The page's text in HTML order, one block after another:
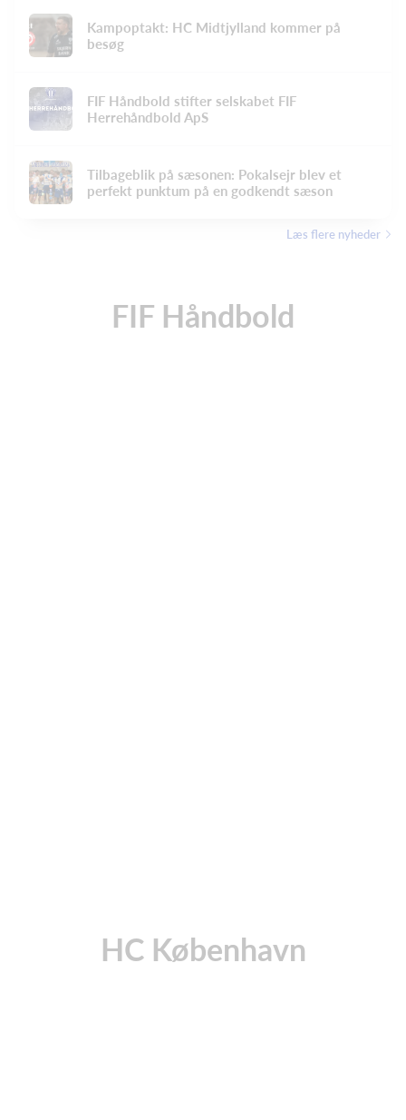
Kampoptakt: HC Midtjylland kommer på
besøg
FIF Håndbold stifter selskabet FIF
Herrehåndbold ApS
Tilbageblik på sæsonen: Pokalsejr blev et
perfekt punktum på en godkendt sæson
Læs flere nyheder
FIF Håndbold
HC København